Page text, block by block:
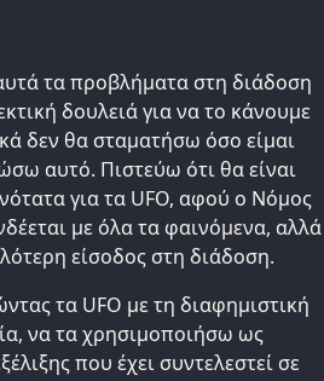
τα προβλήματα στη διάδοση
δουλειά για να το κάνουμε
δεν θα σταματήσω όσο είμαι
αυτό. Πιστεύω ότι θα είναι
για τα UFO, αφού ο Νόμος
με όλα τα φαινόμενα, αλλά
είσοδος στη διάδοση.
τα UFO με τη διαφημιστική
να τα χρησιμοποιήσω ως
που έχει συντελεστεί σε